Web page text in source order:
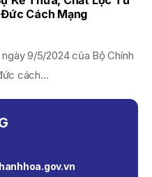
Cách Mạng
9/5/2024 của Bộ Chính
cách...